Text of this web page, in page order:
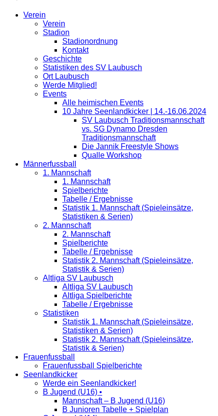
Verein
Verein
Stadion
Stadionordnung
Kontakt
Geschichte
Statistiken des SV Laubusch
Ort Laubusch
Werde Mitglied!
Events
Alle heimischen Events
10 Jahre Seenlandkicker | 14.-16.06.2024
SV Laubusch Traditionsmannschaft
vs. SG Dynamo Dresden
Traditionsmannschaft
Die Jannik Freestyle Shows
Qualle Workshop
Männerfussball
1. Mannschaft
1. Mannschaft
Spielberichte
Tabelle / Ergebnisse
Statistik 1. Mannschaft (Spieleinsätze,
Statistiken & Serien)
2. Mannschaft
2. Mannschaft
Spielberichte
Tabelle / Ergebnisse
Statistik 2. Mannschaft (Spieleinsätze,
Statistik & Serien)
Altliga SV Laubusch
Altliga SV Laubusch
Altliga Spielberichte
Tabelle / Ergebnisse
Statistiken
Statistik 1. Mannschaft (Spieleinsätze,
Statistiken & Serien)
Statistik 2. Mannschaft (Spieleinsätze,
Statistik & Serien)
Frauenfussball
Frauenfussball Spielberichte
Seenlandkicker
Werde ein Seenlandkicker!
B Jugend (U16) •
Mannschaft – B Jugend (U16)
B Junioren Tabelle + Spielplan